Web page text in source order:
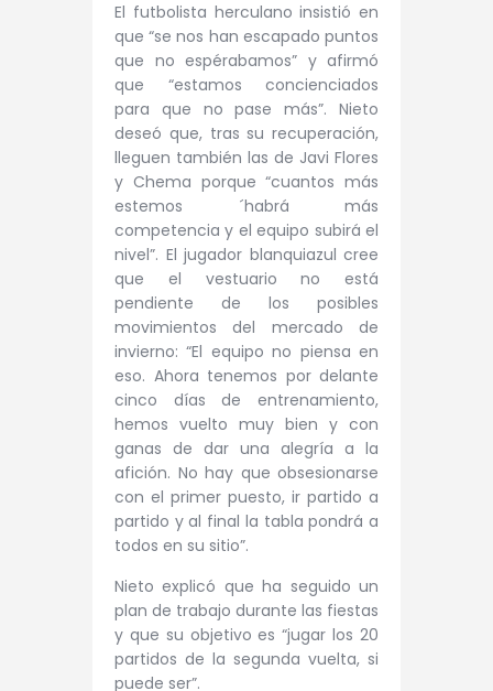
El futbolista herculano insistió en
que “se nos han escapado puntos
que no espérabamos” y afirmó
que “estamos concienciados
para que no pase más”. Nieto
deseó que, tras su recuperación,
lleguen también las de Javi Flores
y Chema porque “cuantos más
estemos ´habrá más
competencia y el equipo subirá el
nivel”. El jugador blanquiazul cree
que el vestuario no está
pendiente de los posibles
movimientos del mercado de
invierno: “El equipo no piensa en
eso. Ahora tenemos por delante
cinco días de entrenamiento,
hemos vuelto muy bien y con
ganas de dar una alegría a la
afición. No hay que obsesionarse
con el primer puesto, ir partido a
partido y al final la tabla pondrá a
todos en su sitio”.
Nieto explicó que ha seguido un
plan de trabajo durante las fiestas
y que su objetivo es “jugar los 20
partidos de la segunda vuelta, si
puede ser”.